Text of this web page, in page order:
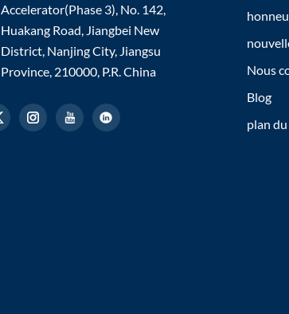
Accelerator(Phase 3), No. 142,
Huakang Road, Jiangbei New
District, Nanjing City, Jiangsu
Province, 210000, P.R. China
Nous
Blog
plan